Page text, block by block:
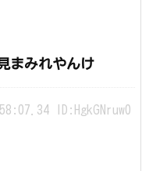
まみれやんけ
ID:HgkGNruw0